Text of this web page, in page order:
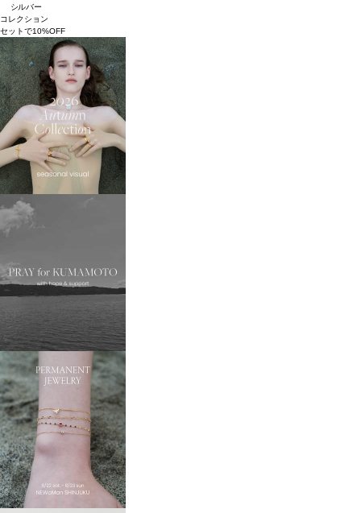
シルバー
コレクション
セットで10%OFF